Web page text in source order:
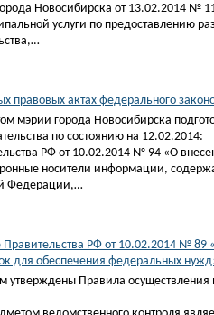
Новосибирска от 13.02.2014 №
услуги по предоставлению
правовых актах федерального
мэрии города Новосибирска
по состоянию на 12.02.2014:
РФ от 10.02.2014 № 94 «О
носители информации,
Федерации,…
Правительства РФ от 10.02.2014 №
для обеспечения федеральных
утверждены Правила осуществления